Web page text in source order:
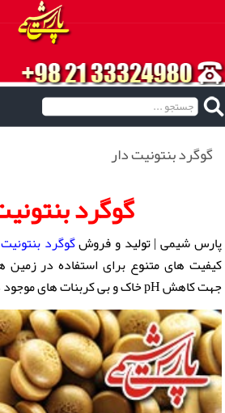
گوگرد بنتونيت دار
گوگرد
پارس شیمی | تولید و فروشگوگرد
کیفیت های متنوع برای استفاده در زمین
جهت کاهش pH خاک و بی کربنات های موجود در زمین های کشاورزی